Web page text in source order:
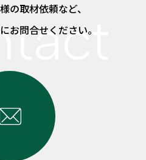
の取材依頼など、
お問合せください。